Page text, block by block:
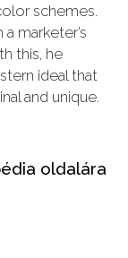
schemes.
marketer’s
this, he
ideal that
and unique.
oldalára